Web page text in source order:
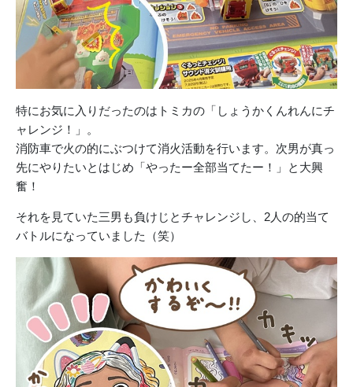
特にお気に入りだったのはトミカの「 しょうかくんれんにチ
ャレンジ！」。
消防車で火の的にぶつけて消火活動を行います。次男が真っ
先にやりたいとはじめ「やったー全部当てたー！」
と大興
奮！
それを見ていた三男も負けじとチャレンジし、2人の的当て
バトルになっていました（笑）